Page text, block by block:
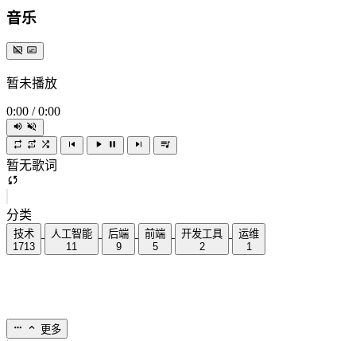
音乐
暂未播放
0:00 / 0:00
暂无歌词
分类
技术
1713
人工智能
11
后端
9
前端
5
开发工具
2
运维
1
更多